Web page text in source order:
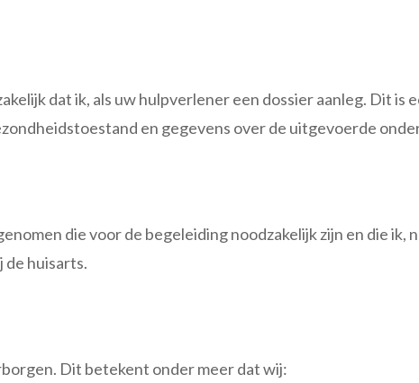
dat ik, als uw hulpverlener een dossier aanleg. Dit
en gegevens over de uitgevoerde
die voor de begeleiding noodzakelijk zijn en die
de huisarts.
Dit betekent onder meer dat wij: